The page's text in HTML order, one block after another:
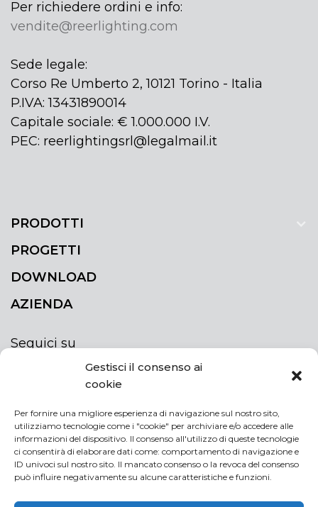
Gestisci il consenso ai
cookie
Per fornire una migliore esperienza di navigazione sul nostro sito,
utilizziamo tecnologie come i "cookie" per archiviare e/o accedere alle
informazioni del dispositivo. Il consenso all'utilizzo di queste tecnologie
ci consentirà di elaborare dati come: comportamento di navigazione e
ID univoci sul nostro sito. Il mancato consenso o la revoca del consenso
può influire negativamente su alcune caratteristiche e funzioni.
Per richiedere ordini e info:
vendite@reerlighting.com
Sede legale:
Corso Re Umberto 2, 10121 Torino - Italia
P.IVA: 13431890014
Capitale sociale: € 1.000.000 I.V.
PEC: reerlightingsrl@legalmail.it
PRODOTTI
PROGETTI
DOWNLOAD
AZIENDA
Seguici su
ISCRIVITI ALLA NEWSLETTER
Rimani sempre aggiornato iscrivendoti alla
newsletter